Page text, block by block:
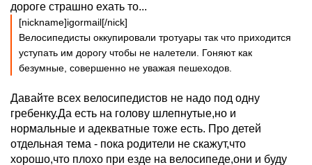
дороге страшно ехать то...
[nickname]igormail[/nick]
Велосипедисты оккупировали тротуары так что приходится
уступать им дорогу чтобы не налетели. Гоняют как
безумные, совершенно не уважая пешеходов.
Давайте всех велосипедистов не надо под одну
гребенку.Да есть на голову шлепнутые,но и
нормальные и адекватные тоже есть. Про детей
отдельная тема - пока родители не скажут,что
хорошо,что плохо при езде на велосипеде,они и буду